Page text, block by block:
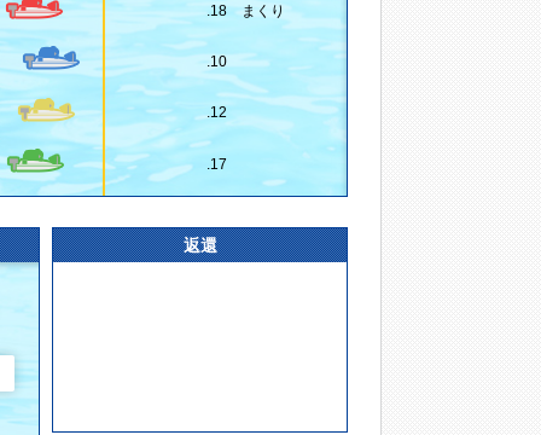
.18 まくり
.10
.12
.17
返還